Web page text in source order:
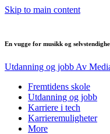
Skip to main content
En vugge for musikk og
Utdanning og jobb Av
Fremtidens skole
Utdanning og jobb
Karriere i tech
Karrieremuligheter
More